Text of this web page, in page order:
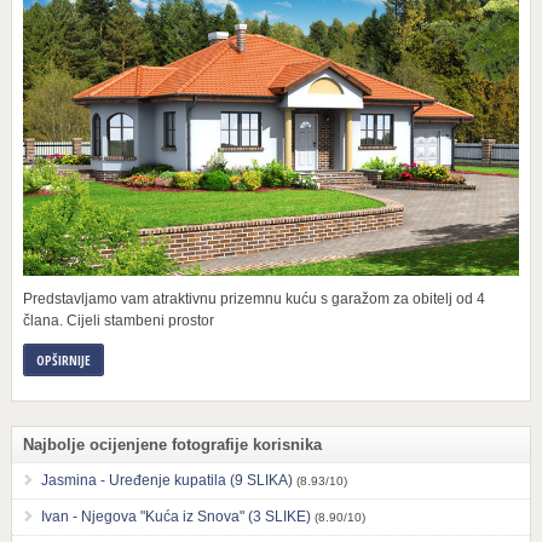
Predstavljamo vam atraktivnu prizemnu kuću s garažom za obitelj od 4
člana. Cijeli stambeni prostor
OPŠIRNIJE
Najbolje ocijenjene fotografije korisnika
Jasmina - Uređenje kupatila (9 SLIKA) (8.93/10)
Ivan - Njegova "Kuća iz Snova" (3 SLIKE) (8.90/10)